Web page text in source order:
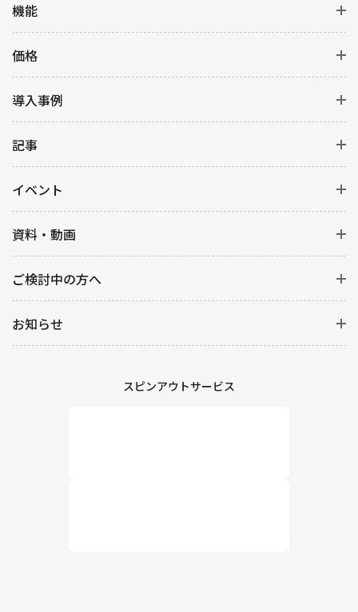
機能
価格
導入事例
記事
イベント
資料・動画
ご検討中の方へ
お知らせ
スピンアウトサービス